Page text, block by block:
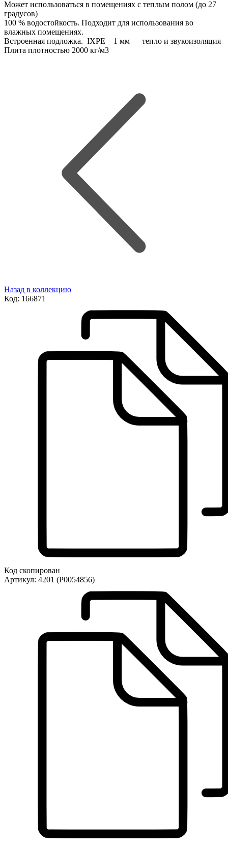
Может использоваться в помещениях с теплым полом (до 27
градусов)
100 % водостойкость. Подходит для использования во
влажных помещениях.
Встроенная подложка. IXPE 1 мм — тепло и звукоизоляция
Плита плотностью 2000 кг/м3
Назад в коллекцию
Код: 166871
Код скопирован
Артикул: 4201 (Р0054856)